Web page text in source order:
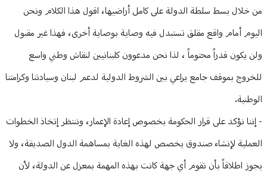
من خلال بسط سلطة الدولة على كامل أراضيها، اقول هذا الكلام ونحن
اليوم أمام واقع مقلق تستبدل فيه وصاية بوصاية أخرى، فهذا غير مقبول
ولن يكون قدراً محتوماً ، لذا نحن مدعوون كلبنانيين لنقاش وطني واسع
للخروج بموقف جامع يراعي بين الشروط الدولية لدعم لبنان وسيادتنا وكرامتنا
الوطنية.
- إننا نؤكد على قرار الحكومة بخصوص إعادة الإعمار، وننتظر إتخاذ الخطوات
العملية لإنشاء صندوق يخصص لهذه الغاية بمساهمة الدول الصديقة، ولا
يجوز اطلاقاً بأن تقوم أي جهة كانت بهذه المهمة بمعزل عن الدولة، لأن